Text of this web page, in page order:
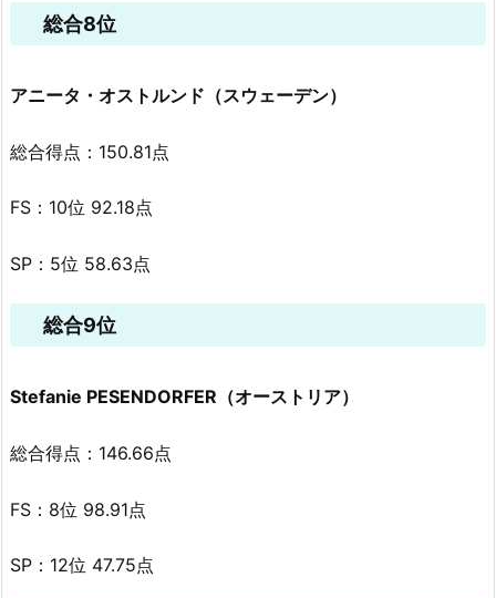
総合8位
アニータ・オストルンド（スウェーデン）
総合得点：150.81点
FS：10位 92.18点
SP：5位 58.63点
総合9位
Stefanie PESENDORFER（オーストリア）
総合得点：146.66点
FS：8位 98.91点
SP：12位 47.75点